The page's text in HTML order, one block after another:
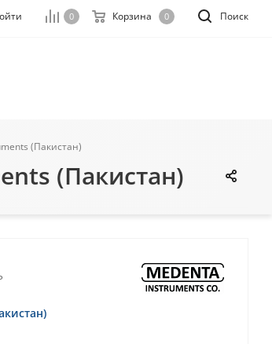
Поиск
0 Корзина 0
(Пакистан)
(Пакистан)